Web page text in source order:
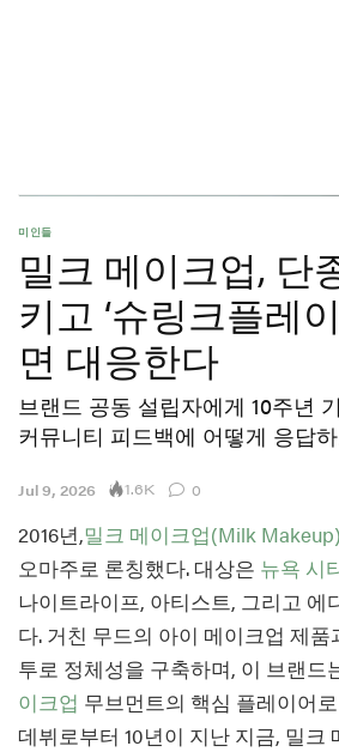
미인들
밀크 메이크업, 단
키고 ‘슈링크플레
면 대응한다
브랜드 공동 설립자에게 10주년
커뮤니티 피드백에 어떻게 응답
Jul 9, 2026 1.6K 0
2016년,밀크 메이크업(Milk Makeup)
오마주로 론칭했다. 대상은 뉴욕 시
나이트라이프, 아티스트, 그리고 에
다. 거친 무드의 아이 메이크업 제
투로 정체성을 구축하며, 이 브랜드
이크업 무브먼트의 핵심 플레이어
데뷔로부터 10년이 지난 지금, 밀크